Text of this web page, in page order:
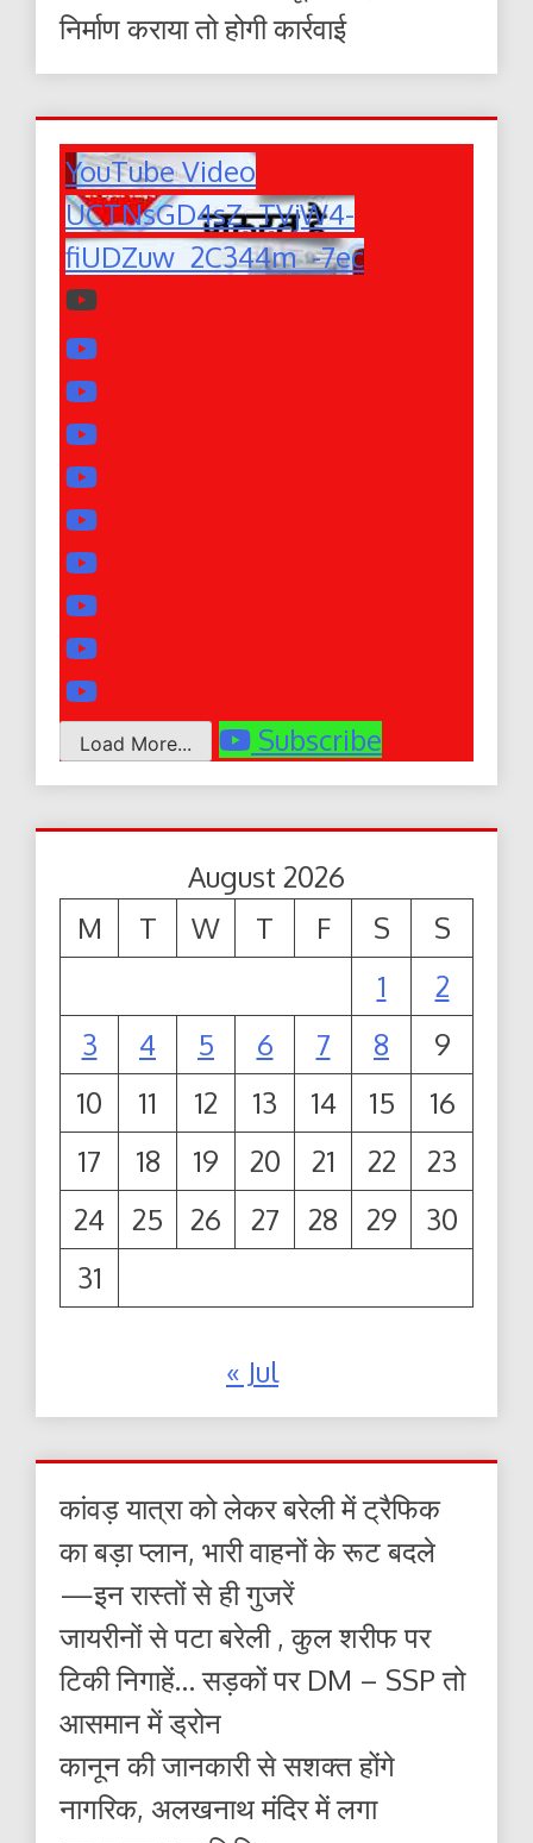
निर्माण कराया तो होगी कार्रवाई
YouTube Video
UCTNsGD4sZ_TVjW4-
fiUDZuw_2C344m_-7ec
Load More... Subscribe
August 2026
M
T W T F S
S
1
2
3
4 5 6 7 8
9
10
11 12 13 14 15
16
17
18 19 20 21 22
23
24
25 26 27 28 29
30
31
« Jul
कांवड़ यात्रा को लेकर बरेली में ट्रैफिक
का बड़ा प्लान, भारी वाहनों के रूट बदले
—इन रास्तों से ही गुजरें
जायरीनों से पटा बरेली , कुल शरीफ पर
टिकी निगाहें… सड़कों पर DM – SSP तो
आसमान में ड्रोन
कानून की जानकारी से सशक्त होंगे
नागरिक, अलखनाथ मंदिर में लगा